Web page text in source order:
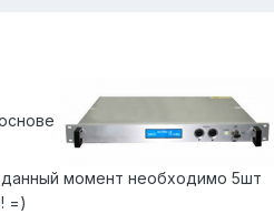
данный момент необходимо 5шт
=)